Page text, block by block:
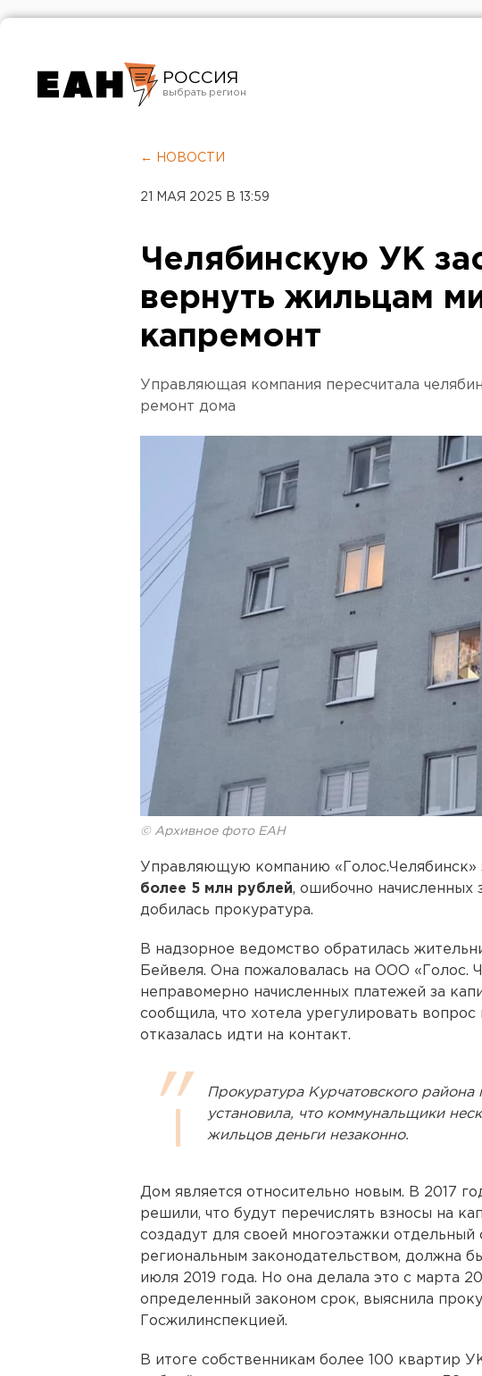
РОССИЯ
Челябинск
← НОВОСТИ
21 МАЯ 2025 В 13:59
Челябинскую УК
вернуть жильцам
капремонт
Управляющая компания пересчитала
ремонт дома
© Архивное фото ЕАН
Управляющую компанию «Голос.Челябинск»
более 5 млн рублей, ошибочно начисленных
добилась прокуратура.
В надзорное ведомство обратилась
Бейвеля. Она пожаловалась на ООО «Голос.
неправомерно начисленных платежей за
сообщила, что хотела урегулировать
отказалась идти на контакт.
Прокуратура Курчатовского района
установила, что коммунальщики
жильцов деньги незаконно.
Дом является относительно новым. В 2017
решили, что будут перечислять взносы на
создадут для своей многоэтажки отдельный
региональным законодательством, должна
июля 2019 года. Но она делала это с марта
определенный законом срок, выяснила
Госжилинспекцией.
В итоге собственникам более 100 квартир